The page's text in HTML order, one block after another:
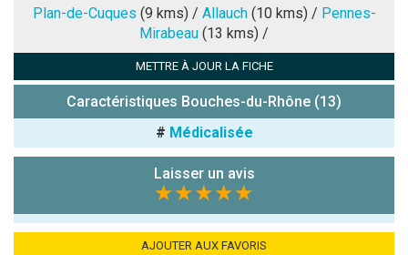
Note que vous souhaitez attribuer :
Antispam -
chiffres) :
Avis sur
Plan-de-Cuques (9 kms) / Allauch(10 kms) / Pennes-
Mirabeau (13 kms) /
METTRE À JOUR LA FICHE
Caractéristiques Bouches-du-Rhône (13)
# Médicalisée
Laisser un avis
★★★★★
AJOUTER AUX FAVORIS